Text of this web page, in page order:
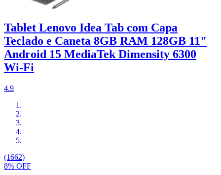
Tablet Lenovo Idea Tab com Capa
Teclado e Caneta 8GB RAM 128GB 11"
Android 15 MediaTek Dimensity 6300
Wi-Fi
4.9
(1662)
8% OFF